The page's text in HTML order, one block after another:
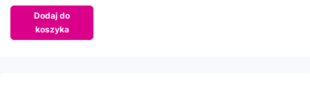
Dodaj do
koszyka